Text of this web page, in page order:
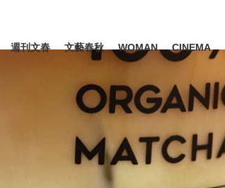
ビジネス
週刊文春 文藝春秋 WOMAN CINEMA
キーワード入力